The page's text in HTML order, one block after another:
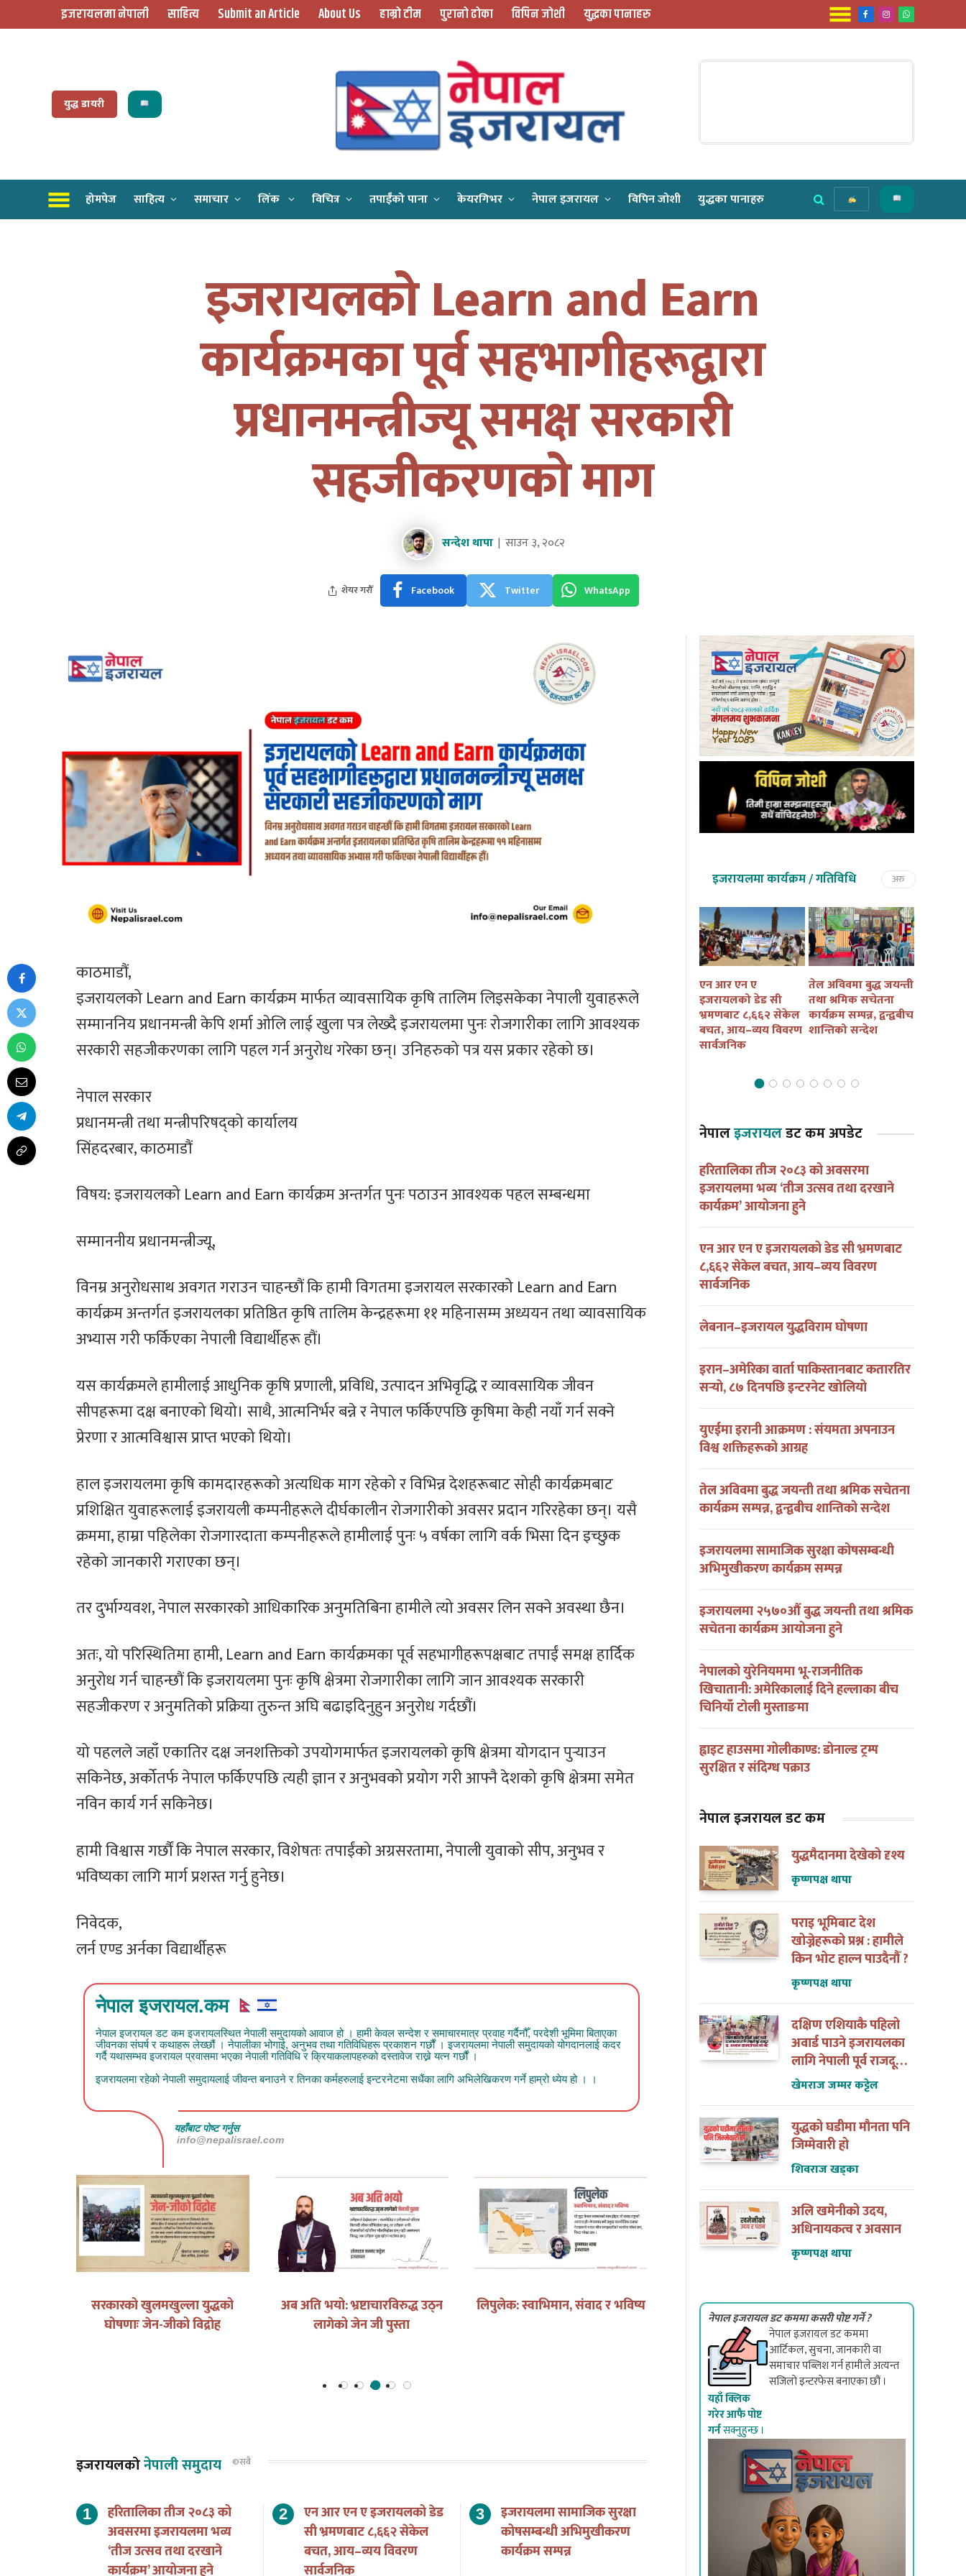
इजरायलमा नेपाली साहित्य Submit an Article About Us हाम्रो टीम पुरानो ढोका विपिन जोशी युद्धका पानाहरु Facebook
InstagramWhatsApp
युद्ध डायरी
होमपेज साहित्य समाचार लिंक विचित्र तपाईँको पाना केयरगिभर नेपाल इजरायल विपिन जोशी युद्धका पानाहरु
इजरायलको Learn and Earn
कार्यक्रमका पूर्व सहभागीहरूद्वारा
प्रधानमन्त्रीज्यू समक्ष सरकारी
सहजीकरणको माग
सन्देश थापा साउन ३, २०८२
शेयर गरौँ Facebook Twitter WhatsApp
काठमाडौं,
इजरायलको Learn and Earn कार्यक्रम मार्फत व्यावसायिक कृषि तालिम लिइसकेका नेपाली युवाहरूले
सम्माननिय प्रधानमन्त्री केपि शर्मा ओलि लाई खुला पत्र लेख्दै इजरायलमा पुनः रोजगारीका लागि आवश्यक
सरकारी सहजीकरणका लागि पहल गर्न अनुरोध गरेका छन्। उनिहरुको पत्र यस प्रकार रहेको छ।
नेपाल सरकार
प्रधानमन्त्री तथा मन्त्रीपरिषद्को कार्यालय
सिंहदरबार, काठमाडौं
विषय: इजरायलको Learn and Earn कार्यक्रम अन्तर्गत पुनः पठाउन आवश्यक पहल सम्बन्धमा
सम्माननीय प्रधानमन्त्रीज्यू,
विनम्र अनुरोधसाथ अवगत गराउन चाहन्छौं कि हामी विगतमा इजरायल सरकारको Learn and Earn
कार्यक्रम अन्तर्गत इजरायलका प्रतिष्ठित कृषि तालिम केन्द्रहरूमा ११ महिनासम्म अध्ययन तथा व्यावसायिक
अभ्यास गरी फर्किएका नेपाली विद्यार्थीहरू हौं।
यस कार्यक्रमले हामीलाई आधुनिक कृषि प्रणाली, प्रविधि, उत्पादन अभिवृद्धि र व्यावसायिक जीवन
सीपहरूमा दक्ष बनाएको थियो। साथै, आत्मनिर्भर बन्ने र नेपाल फर्किएपछि कृषिमा केही नयाँ गर्न सक्ने
प्रेरणा र आत्मविश्वास प्राप्त भएको थियो।
हाल इजरायलमा कृषि कामदारहरूको अत्यधिक माग रहेको र विभिन्न देशहरूबाट सोही कार्यक्रमबाट
प्रशिक्षित युवाहरूलाई इजरायली कम्पनीहरूले दीर्घकालीन रोजगारीको अवसर प्रदान गरिरहेका छन्। यसै
क्रममा, हाम्रा पहिलेका रोजगारदाता कम्पनीहरूले हामीलाई पुनः ५ वर्षका लागि वर्क भिसा दिन इच्छुक
रहेको जानकारी गराएका छन्।
तर दुर्भाग्यवश, नेपाल सरकारको आधिकारिक अनुमतिबिना हामीले त्यो अवसर लिन सक्ने अवस्था छैन।
अतः, यो परिस्थितिमा हामी, Learn and Earn कार्यक्रमका पूर्व सहभागीहरूपक्षबाट तपाईं समक्ष हार्दिक
अनुरोध गर्न चाहन्छौं कि इजरायलमा पुनः कृषि क्षेत्रमा रोजगारीका लागि जान आवश्यक सरकारी
सहजीकरण र अनुमतिको प्रक्रिया तुरुन्त अघि बढाइदिनुहुन अनुरोध गर्दछौं।
यो पहलले जहाँ एकातिर दक्ष जनशक्तिको उपयोगमार्फत इजरायलको कृषि क्षेत्रमा योगदान पुर्‍याउन
सकिनेछ, अर्कोतर्फ नेपाल फर्किएपछि त्यही ज्ञान र अनुभवको प्रयोग गरी आफ्नै देशको कृषि क्षेत्रमा समेत
नविन कार्य गर्न सकिनेछ।
हामी विश्वास गर्छौं कि नेपाल सरकार, विशेषतः तपाईंको अग्रसरतामा, नेपाली युवाको सीप, अनुभव र
भविष्यका लागि मार्ग प्रशस्त गर्नु हुनेछ।
निवेदक,
लर्न एण्ड अर्नका विद्यार्थीहरू
नेपाल इजरायल.कम
नेपाल इजरायल डट कम इजरायलस्थित नेपाली समुदायको आवाज हो । हामी केवल सन्देश र समाचारमात्र प्रवाह गर्दैनौँ, परदेशी भूमिमा बिताएका
जीवनका संघर्ष र कथाहरू लेख्छौं । नेपालीका भोगाई, अनुभव तथा गतिविधिहरू प्रकाशन गर्छौं । इजरायलमा नेपाली समुदायको योगदानलाई कदर
गर्दै यथासम्भव इजरायल प्रवासमा भएका नेपाली गतिविधि र क्रियाकलापहरुको दस्तावेज राख्ने यत्न गर्छौं ।
इजरायलमा रहेको नेपाली समुदायलाई जीवन्त बनाउने र तिनका कर्महरुलाई इन्टरनेटमा सधैंका लागि अभिलेखिकरण गर्ने हाम्रो ध्येय हो । ।
यहाँबाट पोष्ट गर्नुस
info@nepalisrael.com
लिपुलेक: स्वाभिमान, संवाद र भविष्य
दाजु विपिन जोशीको खोजीमा
इजरायल आएकी बहिनी पुष्पालाई
प्यारो दादा ! आइ मिस यु …
विपिन जोशी: केही बर्षबाट बनेको
अधुरो तिहार, खल्लो तिज र पुष्पाको
अनन्त प्रतीक्षा !
मेरो बिदा मेरो देशका लागि
इजरायलकोनेपाली समुदाय ©सबै
हरितालिका तीज २०८३ को
अवसरमा इजरायलमा भव्य
‘तीज उत्सव तथा दरखाने
कार्यक्रम’ आयोजना हुने
एन आर एन ए इजरायलको डेड
सी भ्रमणबाट ८,६६२ सेकेल
बचत, आय–व्यय विवरण
सार्वजनिक
इजरायलमा सामाजिक सुरक्षा
कोषसम्बन्धी अभिमुखीकरण
कार्यक्रम सम्पन्न
इजरायलमा कार्यक्रम / गतिविधि अरु
नेपाल तामाङ घेदुङ
इजरायलको
आयोजनामा सोनाम
ल्होछारको अवसरमा
गायक छेवाङ लामा
इजरायल आउने
इजरायलमा ‘तमु तल्हो
ल्होसार स्योकैं तथा
सांस्कृतिक कार्यक्रम
२०८२’ आयोजना हुदै
एन आर एन ए
इजरायलको डेड सी
भ्रमणबाट ८,६६२ सेकेल
बचत, आय–व्यय विवरण
सार्वजनिक
तेल अविवमा बुद्ध जयन्ती
तथा श्रमिक सचेतना
कार्यक्रम सम्पन्न, द्वन्द्वबीच
शान्तिको सन्देश
नेपालइजरायलडट कम अपडेट
हरितालिका तीज २०८३ को अवसरमा
इजरायलमा भव्य ‘तीज उत्सव तथा दरखाने
कार्यक्रम’ आयोजना हुने
एन आर एन ए इजरायलको डेड सी भ्रमणबाट
८,६६२ सेकेल बचत, आय–व्यय विवरण
सार्वजनिक
लेबनान–इजरायल युद्धविराम घोषणा
इरान–अमेरिका वार्ता पाकिस्तानबाट कतारतिर
सर्‍यो, ८७ दिनपछि इन्टरनेट खोलियो
युएईमा इरानी आक्रमण : संयमता अपनाउन
विश्व शक्तिहरूको आग्रह
तेल अविवमा बुद्ध जयन्ती तथा श्रमिक सचेतना
कार्यक्रम सम्पन्न, द्वन्द्वबीच शान्तिको सन्देश
इजरायलमा सामाजिक सुरक्षा कोषसम्बन्धी
अभिमुखीकरण कार्यक्रम सम्पन्न
इजरायलमा २५७०औं बुद्ध जयन्ती तथा श्रमिक
सचेतना कार्यक्रम आयोजना हुने
नेपालको युरेनियममा भू-राजनीतिक
खिचातानी: अमेरिकालाई दिने हल्लाका बीच
चिनियाँ टोली मुस्ताङमा
ह्वाइट हाउसमा गोलीकाण्ड: डोनाल्ड ट्रम्प
सुरक्षित र संदिग्ध पक्राउ
नेपाल इजरायल डट कम
युद्धमैदानमा देखेको दृश्य
कृष्णपक्ष थापा
पराइ भूमिबाट देश
खोज्नेहरूको प्रश्न : हामीले
किन भोट हाल्न पाउदैनौँ ?
कृष्णपक्ष थापा
दक्षिण एशियाकै पहिलो
अवार्ड पाउने इजरायलका
लागि नेपाली पूर्व राजदूत
डा. अन्जान शाक्यसँगको
खेमराज जम्मर कट्टेल
युद्धको घडीमा मौनता पनि
जिम्मेवारी हो
शिवराज खड्का
अलि खमेनीको उदय,
अधिनायकत्व र अवसान
कृष्णपक्ष थापा
नेपाल इजरायल डट कममा कसरी पोष्ट गर्ने ?
यहाँ क्लिक
गरेर आफै पोष्ट
गर्नसक्नुहुन्छ ।
नेपाल इजरायल डट कममा
आर्टिकल, सुचना, जानकारी वा
समाचार पब्लिश गर्न हामीले अत्यन्त
सजिलो इन्टरफेस बनाएका छौं ।